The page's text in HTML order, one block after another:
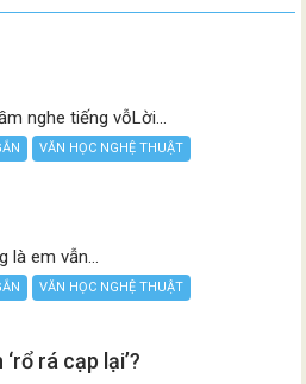
nghe tiếng vỗLời...
VĂN HỌC NGHỆ THUẬT
là em vẫn...
VĂN HỌC NGHỆ THUẬT
rá cạp lại’?